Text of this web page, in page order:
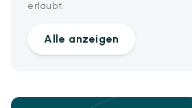
erlaubt.
Alle anzeigen